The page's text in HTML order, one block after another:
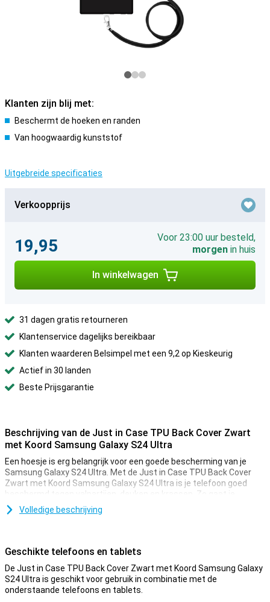
Klanten zijn blij met:
Beschermt de hoeken en randen
Van hoogwaardig kunststof
Uitgebreide specificaties
Verkoopprijs
19,95
Voor 23:00 uur besteld,
morgen in huis
In winkelwagen
31 dagen gratis retourneren
Klantenservice dagelijks bereikbaar
Klanten waarderen Belsimpel met een 9,2 op Kieskeurig
Actief in 30 landen
Beste Prijsgarantie
Beschrijving van de Just in Case TPU Back Cover Zwart
met Koord Samsung Galaxy S24 Ultra
Een hoesje is erg belangrijk voor een goede bescherming van je
Samsung Galaxy S24 Ultra. Met de Just in Case TPU Back Cover
Zwart met Koord Samsung Galaxy S24 Ultra is je telefoon goed
beschermd tegen valpartijen, deuken en krassen. Zo gaat je
telefoon lekker lang mee.
en krassen. De cover is gemaakt van zacht, flexibel TPU materiaal
en vormt zich mooi om je Samsung Galaxy S24 Ultra heen. Ook zijn
er uitsparingen voor de camera, poorten en knoppen; zodat je alle
functies gewoon kunt gebruiken. Deze Back cover beschermt de
Volledige beschrijving
Geschikte telefoons en tablets
De Just in Case TPU Back Cover Zwart met Koord Samsung Galaxy
S24 Ultra is geschikt voor gebruik in combinatie met de
onderstaande telefoons en tablets.